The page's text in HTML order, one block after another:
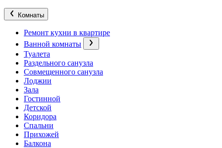
Комнаты
Ремонт кухни в квартире
Ванной комнаты
Туалета
Раздельного санузла
Совмещенного санузла
Лоджии
Зала
Гостинной
Детской
Коридора
Спальни
Прихожей
Балкона